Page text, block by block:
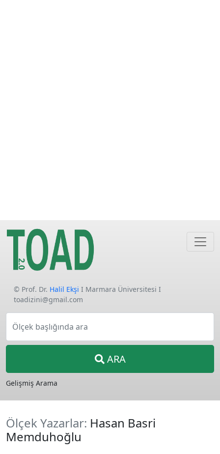
© Prof. Dr. Halil Ekşi I Marmara Üniversitesi I
toadizini@gmail.com
Ölçek başlığında ara
ARA
Gelişmiş Arama
Ölçek Yazarlar: Hasan Basri
Memduhoğlu